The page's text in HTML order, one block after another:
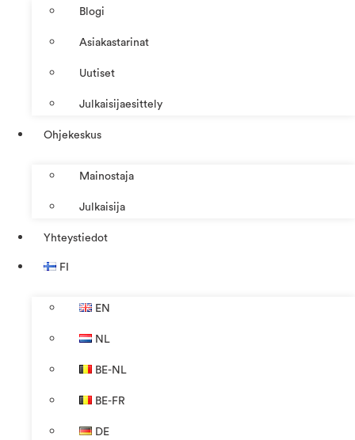
Blogi
Asiakastarinat
Uutiset
Julkaisijaesittely
Ohjekeskus
Mainostaja
Julkaisija
Yhteystiedot
FI
EN
NL
BE-NL
BE-FR
DE